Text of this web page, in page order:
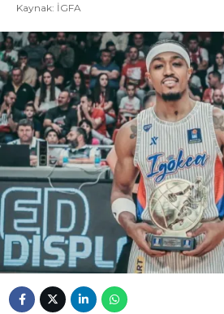
Kaynak: İGFA